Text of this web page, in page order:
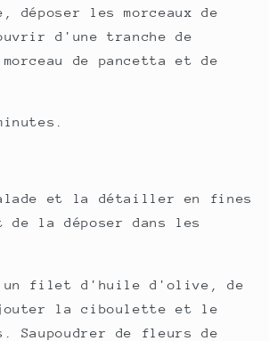
déposer les morceaux de
d'une tranche de
de pancetta et de
et la détailler en fines
de la déposer dans les
filet d'huile d'olive, de
la ciboulette et le
Saupoudrer de fleurs de